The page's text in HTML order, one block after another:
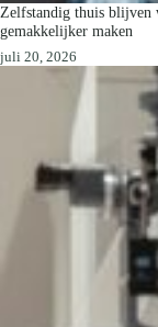
Zelfstandig thuis blijven
gemakkelijker maken
juli 20, 2026